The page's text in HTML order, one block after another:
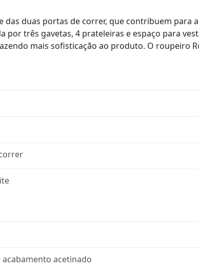
das duas portas de correr, que contribuem para
três gavetas, 4 prateleiras e espaço para
mais sofisticação ao produto. O roupeiro
acabamento acetinado